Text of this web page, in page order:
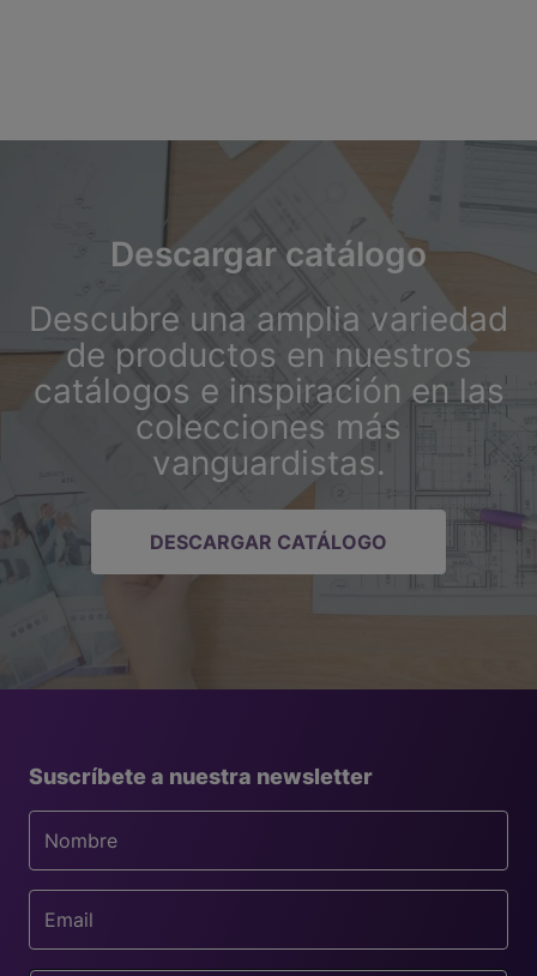
Descargar catálogo
Descubre una amplia variedad
de productos en nuestros
catálogos e inspiración en las
colecciones más
vanguardistas.
DESCARGAR CATÁLOGO
Suscríbete a nuestra newsletter